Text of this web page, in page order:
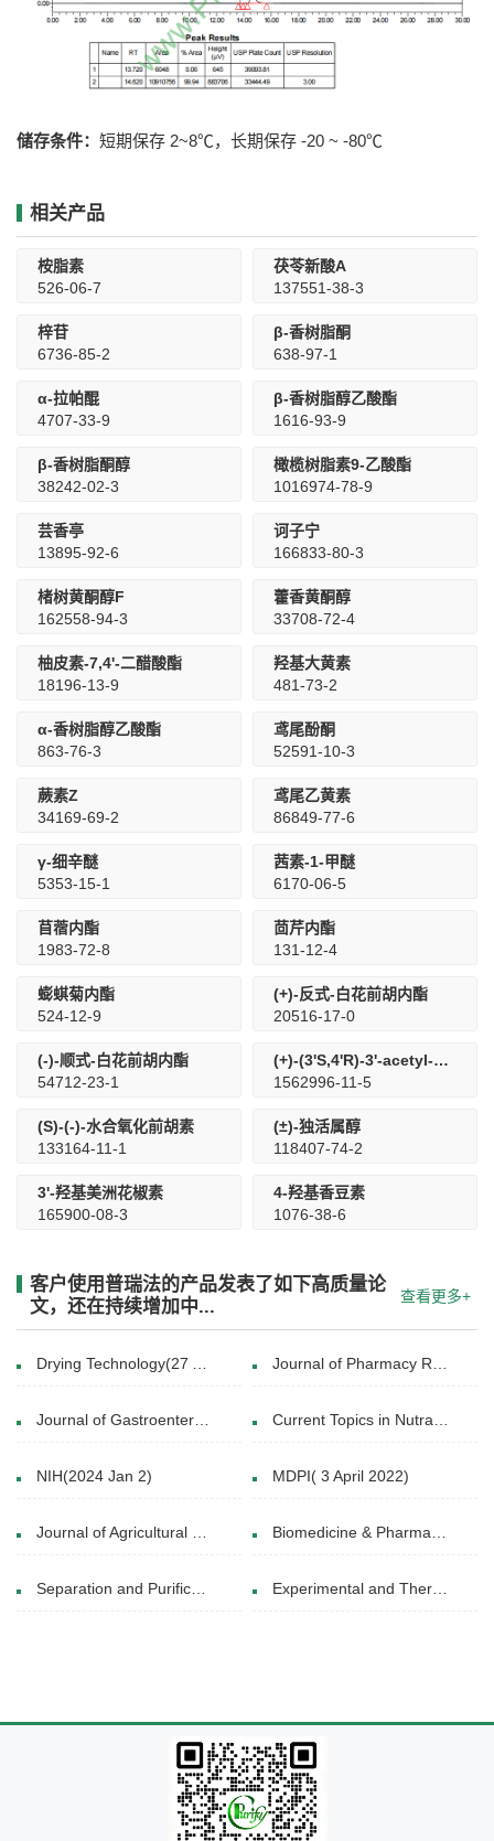
储存条件： 短期保存 2~8℃，长期保存 -20 ~ -80℃
相关产品
桉脂素
526-06-7
茯苓新酸A
137551-38-3
梓苷
6736-85-2
β-香树脂酮
638-97-1
α-拉帕醌
4707-33-9
β-香树脂醇乙酸酯
1616-93-9
β-香树脂酮醇
38242-02-3
橄榄树脂素9-乙酸酯
1016974-78-9
芸香亭
13895-92-6
诃子宁
166833-80-3
楮树黄酮醇F
162558-94-3
藿香黄酮醇
33708-72-4
柚皮素-7,4'-二醋酸酯
18196-13-9
羟基大黄素
481-73-2
α-香树脂醇乙酸酯
863-76-3
鸢尾酚酮
52591-10-3
蕨素Z
34169-69-2
鸢尾乙黄素
86849-77-6
γ-细辛醚
5353-15-1
茜素-1-甲醚
6170-06-5
苜蓿内酯
1983-72-8
茴芹内酯
131-12-4
蟛蜞菊内酯
524-12-9
(+)-反式-白花前胡内酯
20516-17-0
(-)-顺式-白花前胡内酯
54712-23-1
(+)-(3'S,4'R)-3'-acetyl-4'-isobutyrylkhellactone
1562996-11-5
(S)-(-)-水合氧化前胡素
133164-11-1
(±)-独活属醇
118407-74-2
3'-羟基美洲花椒素
165900-08-3
4-羟基香豆素
1076-38-6
客户使用普瑞法的产品发表了如下高质量论
文，还在持续增加中...
查看更多+
Drying Technology(27 Aug 2020) Journal of Pharmacy Research(September 9,2018)
Journal of Gastroenterology and Hepatolog(21 December 2018) Current Topics in Nutraceutical Research( Nov2020)
NIH(2024 Jan 2) MDPI( 3 April 2022)
Journal of Agricultural and Food Chemistry(August 14, 2018) Biomedicine & Pharmacotherapy(December 2021)
Separation and Purification Technology(11/2015) Experimental and Therapeutic Medicine(May 28, 2020)